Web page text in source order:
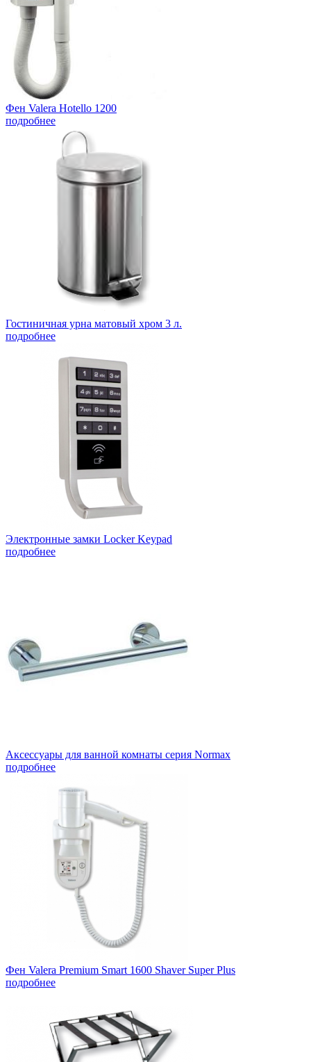
Фен Valera Hotello 1200
подробнее
Гостиничная урна матовый хром 3 л.
подробнее
Электронные замки Locker Keypad
подробнее
Аксессуары для ванной комнаты серия Normax
подробнее
Фен Valera Premium Smart 1600 Shaver Super Plus
подробнее